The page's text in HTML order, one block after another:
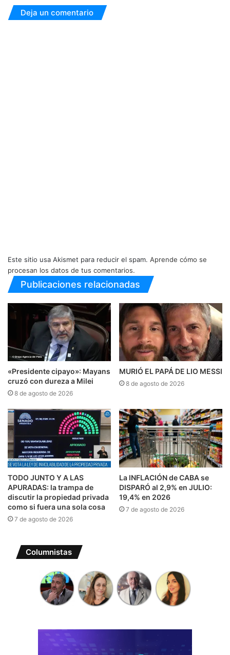
Deja un comentario
Este sitio usa Akismet para reducir el spam. Aprende cómo se
procesan los datos de tus comentarios.
Publicaciones relacionadas
«Presidente cipayo»: Mayans
cruzó con dureza a Milei
8 de agosto de 2026
MURIÓ EL PAPÁ DE LIO MESSI
8 de agosto de 2026
TODO JUNTO Y A LAS
APURADAS: la trampa de
discutir la propiedad privada
como si fuera una sola cosa
7 de agosto de 2026
La INFLACIÓN de CABA se
DISPARÓ al 2,9% en JULIO:
19,4% en 2026
7 de agosto de 2026
Columnistas